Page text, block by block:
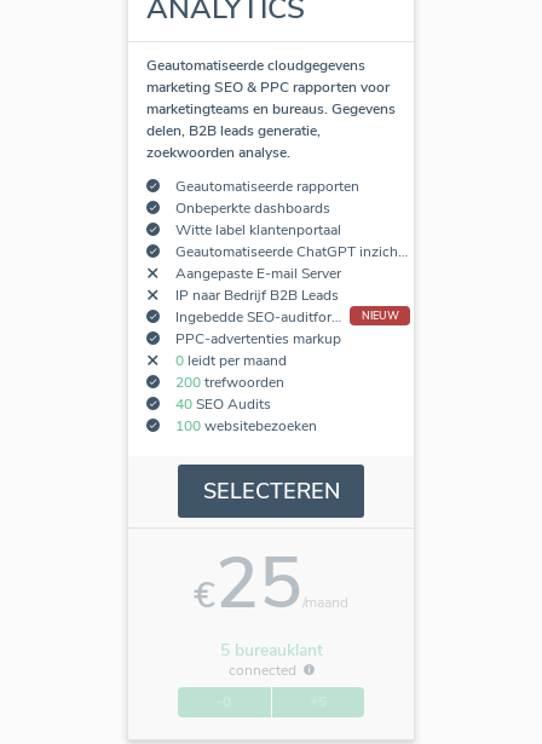
ANALYTICS
Geautomatiseerde cloudgegevens
marketing SEO & PPC rapporten voor
marketingteams en bureaus. Gegevens
delen, B2B leads generatie,
zoekwoorden analyse.
Geautomatiseerde rapporten
Onbeperkte dashboards
Witte label klantenportaal
Geautomatiseerde ChatGPT inzichten
Aangepaste E-mail Server
IP naar Bedrijf B2B Leads
Ingebedde SEO-auditformulieren
NIEUW
PPC-advertenties markup
0leidt per maand
200trefwoorden
40SEO Audits
100websitebezoeken
SELECTEREN
€25/maand
5 bureauklant
connected